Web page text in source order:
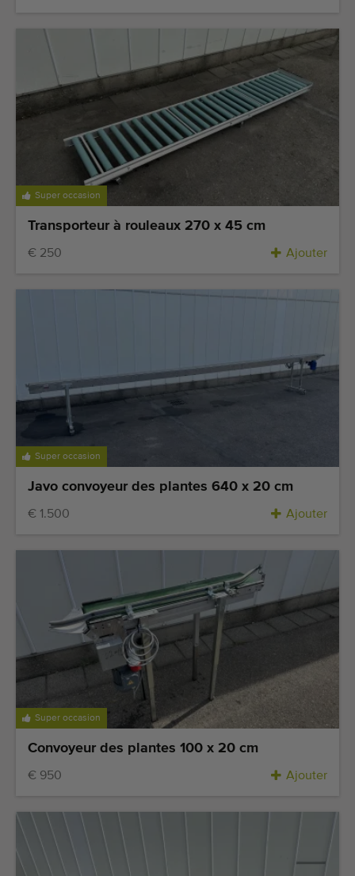
Super occasion
Transporteur à rouleaux 270 x 45 cm
€ 250 Ajouter
Super occasion
Javo convoyeur des plantes 640 x 20 cm
€ 1.500 Ajouter
Super occasion
Convoyeur des plantes 100 x 20 cm
€ 950 Ajouter